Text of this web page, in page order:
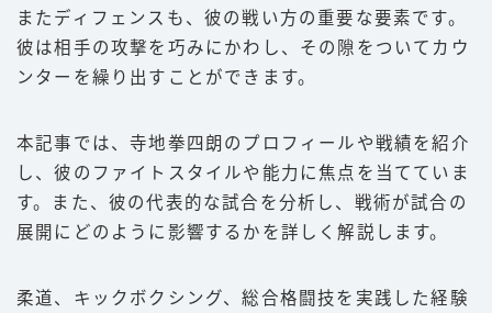
喧嘩
運営者情報
お問い合わせ
またディフェンスも、彼の戦い方の重要な要素です。
彼は相手の攻撃を巧みにかわし、その隙をついてカウ
ンターを繰り出すことができます。
本記事では、寺地拳四朗のプロフィールや戦績を紹介
し、彼のファイトスタイルや能力に焦点を当てていま
す。また、彼の代表的な試合を分析し、戦術が試合の
展開にどのように影響するかを詳しく解説します。
柔道、キックボクシング、総合格闘技を実践した経験